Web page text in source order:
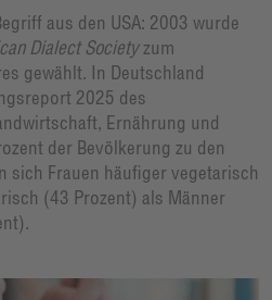
aus den USA: 2003 wurde
Dialect Societyzum
gewählt. In Deutschland
2025 des
Ernährung und
der Bevölkerung zu den
sich Frauen häufiger vegetarisch
(43 Prozent) als Männer